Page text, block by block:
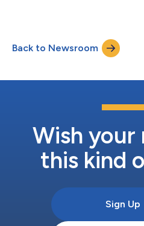
des Projekts Gohon no ki
Laufe von 20 Jahren in einer
implementiert hat. Ferner hat es...
Back to Newsroom
Wish your
this kind
Sign Up